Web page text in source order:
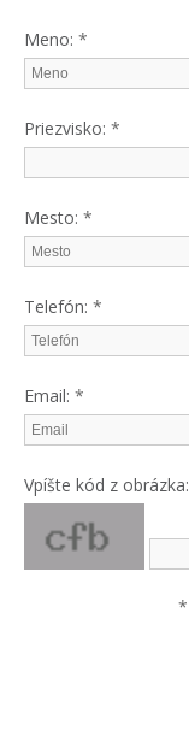
Meno: *
Priezvisko: *
Mesto: *
Telefón: *
Email: *
Vpíšte kód z obrázka:
*